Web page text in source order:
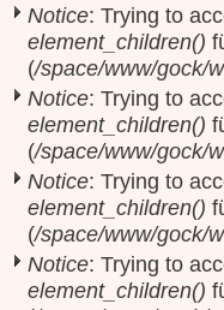
Notice: Trying to
element_children()
(/space/www/gock/
Notice: Trying to
element_children()
(/space/www/gock/
Notice: Trying to
element_children()
(/space/www/gock/
Notice: Trying to
element_children()